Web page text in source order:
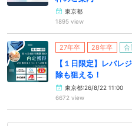
東京都
1895 view
27年卒 28年卒 合
【１日限定】レバレ
除も狙える！
東京都:26/8/22 11:00
6672 view